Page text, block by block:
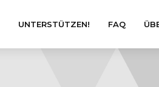
UNTERSTÜTZEN! FAQ